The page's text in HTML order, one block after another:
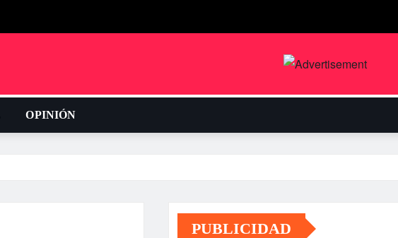
OPINIÓN
PUBLICIDAD